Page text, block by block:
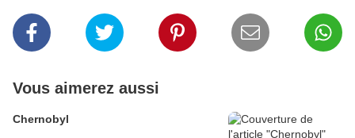
Vous aimerez aussi
Chernobyl